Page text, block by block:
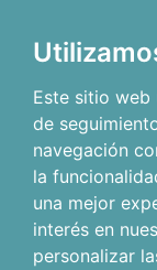
Este sitio
de
navegación
la
una mejor
interés en
personalizar